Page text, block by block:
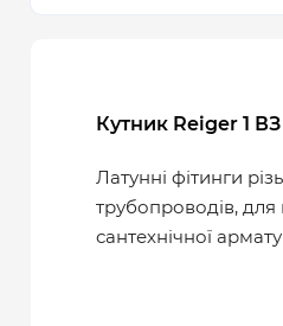
Кутник Reiger 1
Латунні фітинги
трубопроводів, для
сантехнічної